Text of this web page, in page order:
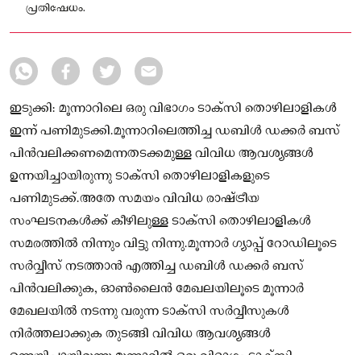
പ്രതിഷേധം.
ഇടുക്കി: മൂന്നാറിലെ ഒരു വിഭാഗം ടാക്‌സി തൊഴിലാളികള്‍
ഇന്ന് പണിമുടക്കി.മൂന്നാറിലെത്തിച്ച ഡബിള്‍ ഡക്കര്‍ ബസ്
പിന്‍വലിക്കണമെന്നതടക്കമുള്ള വിവിധ ആവശ്യങ്ങള്‍
ഉന്നയിച്ചായിരുന്നു ടാക്‌സി തൊഴിലാളികളുടെ
പണിമുടക്ക്.അതേ സമയം വിവിധ രാഷ്ട്രീയ
സംഘടനകള്‍ക്ക് കീഴിലുള്ള ടാക്‌സി തൊഴിലാളികള്‍
സമരത്തില്‍ നിന്നും വിട്ടു നിന്നു.മൂന്നാര്‍ ഗ്യാപ്പ് റോഡിലൂടെ
സര്‍വ്വീസ് നടത്താന്‍ എത്തിച്ച ഡബിള്‍ ഡക്കര്‍ ബസ്
പിന്‍വലിക്കുക, ഓണ്‍ലൈന്‍ മേഖലയിലൂടെ മൂന്നാര്‍
മേഖലയില്‍ നടന്നു വരുന്ന ടാക്‌സി സര്‍വ്വീസുകള്‍
നിര്‍ത്തലാക്കുക തുടങ്ങി വിവിധ ആവശ്യങ്ങള്‍